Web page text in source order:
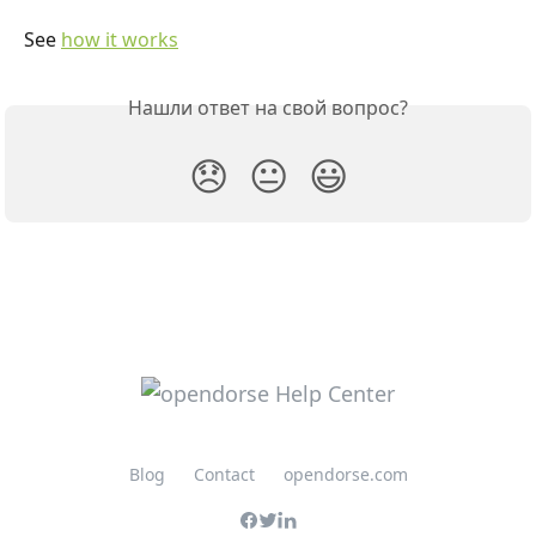
See how it works
Нашли ответ на свой вопрос?
😞 😐 😃
Blog Contact opendorse.com